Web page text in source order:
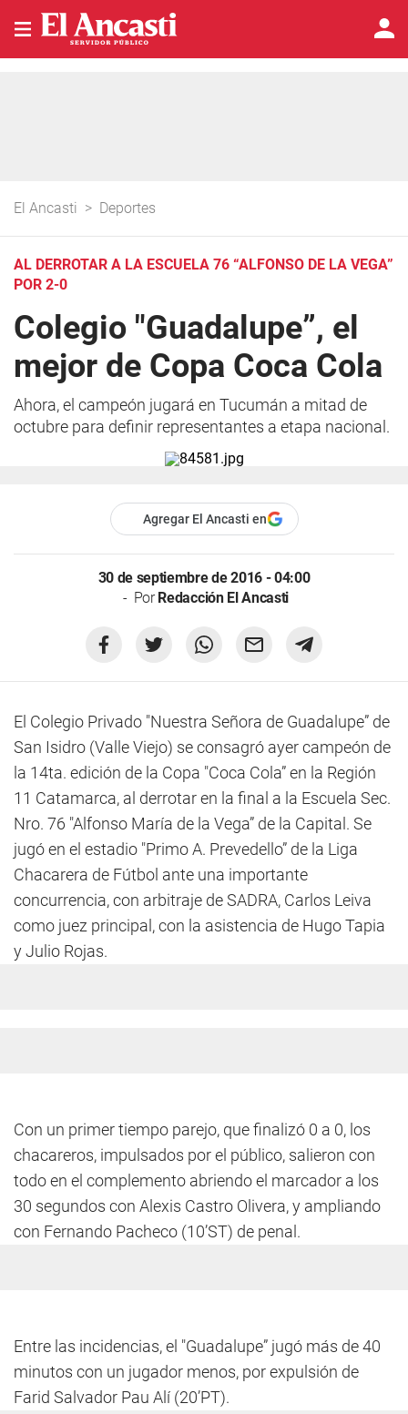
El Ancasti > Deportes
AL DERROTAR A LA ESCUELA 76 “ALFONSO DE LA VEGA”
POR 2-0
Colegio "Guadalupe”, el
mejor de Copa Coca Cola
Ahora, el campeón jugará en Tucumán a mitad de
octubre para definir representantes a etapa nacional.
Agregar El Ancasti en
30 de septiembre de 2016 - 04:00
PorRedacción El Ancasti
El Colegio Privado "Nuestra Señora de Guadalupe” de
San Isidro (Valle Viejo) se consagró ayer campeón de
la 14ta. edición de la Copa "Coca Cola” en la Región
11 Catamarca, al derrotar en la final a la Escuela Sec.
Nro. 76 "Alfonso María de la Vega” de la Capital. Se
jugó en el estadio "Primo A. Prevedello” de la Liga
Chacarera de Fútbol ante una importante
concurrencia, con arbitraje de SADRA, Carlos Leiva
como juez principal, con la asistencia de Hugo Tapia
y Julio Rojas.
Con un primer tiempo parejo, que finalizó 0 a 0, los
chacareros, impulsados por el público, salieron con
todo en el complemento abriendo el marcador a los
30 segundos con Alexis Castro Olivera, y ampliando
con Fernando Pacheco (10’ST) de penal.
Entre las incidencias, el "Guadalupe” jugó más de 40
minutos con un jugador menos, por expulsión de
Farid Salvador Pau Alí (20’PT).